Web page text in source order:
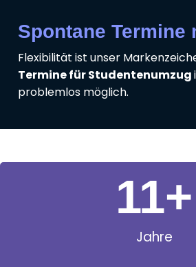
Spontane Termine
Flexibilität ist unser
Termine für Studentenumzug
problemlos möglich.
Jahre
11+